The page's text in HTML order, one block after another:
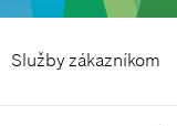
Služby zákazníkom